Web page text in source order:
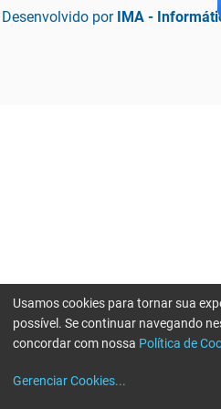
Desenvolvido por IMA -
Usamos cookies para tornar sua
possível. Se continuar navegando
concordar com nossa Política de
Gerenciar Cookies...
Erro ao enviar informações, por